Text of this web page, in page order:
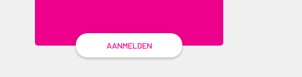
AANMELDEN